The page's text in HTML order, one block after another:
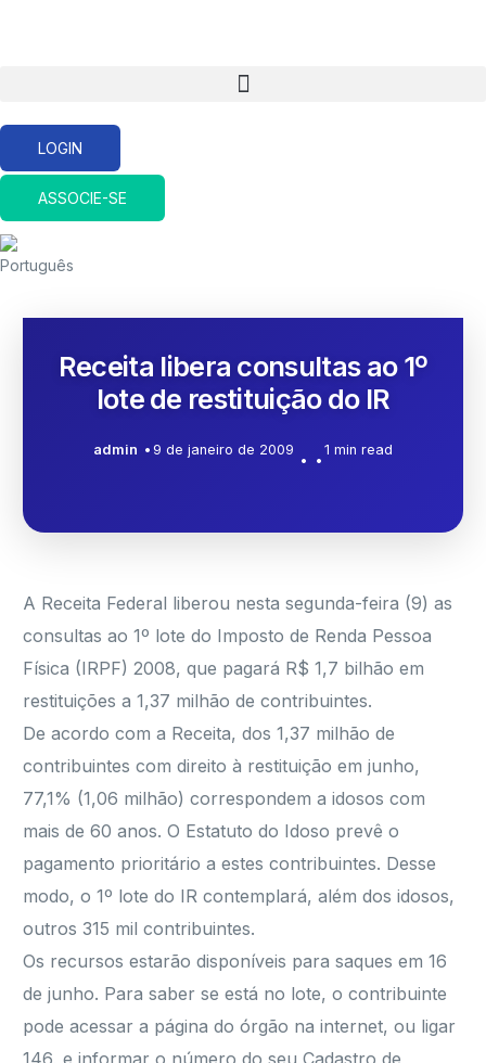
LOGIN
ASSOCIE-SE
Receita libera consultas ao 1º
lote de restituição do IR
admin 9 de janeiro de 2009 1 min read
A Receita Federal liberou nesta segunda-feira (9) as
consultas ao 1º lote do Imposto de Renda Pessoa
Física (IRPF) 2008, que pagará R$ 1,7 bilhão em
restituições a 1,37 milhão de contribuintes.
De acordo com a Receita, dos 1,37 milhão de
contribuintes com direito à restituição em junho,
77,1% (1,06 milhão) correspondem a idosos com
mais de 60 anos. O Estatuto do Idoso prevê o
pagamento prioritário a estes contribuintes. Desse
modo, o 1º lote do IR contemplará, além dos idosos,
outros 315 mil contribuintes.
Os recursos estarão disponíveis para saques em 16
de junho. Para saber se está no lote, o contribuinte
pode acessar a página do órgão na internet, ou ligar
146, e informar o número do seu Cadastro de